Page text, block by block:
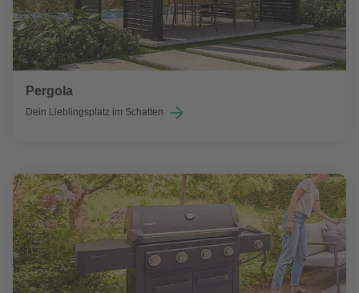
Pergola
Dein Lieblingsplatz im Schatten